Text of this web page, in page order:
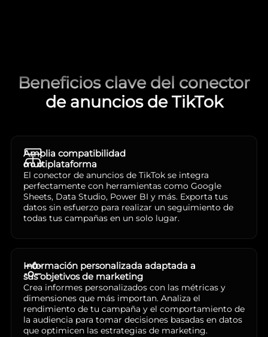
Beneficios clave del conector
de anuncios de TikTok
Amplia compatibilidad
multiplataforma
El conector de anuncios de TikTok se integra
perfectamente con herramientas como Google
Sheets, Data Studio, Power BI y más. Exporta tus
datos sin esfuerzo para realizar un seguimiento de
todas tus campañas en un solo lugar.
Información personalizada adaptada a
sus objetivos de marketing
Crea informes personalizados con las métricas y
dimensiones que más importan. Analiza el
rendimiento de tu campaña y el comportamiento de
la audiencia para tomar decisiones basadas en datos
que optimicen las estrategias de marketing.